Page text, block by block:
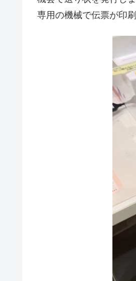
専用の機械で伝票が印